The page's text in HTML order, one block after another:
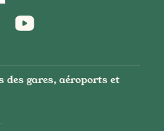
des gares, aéroports et